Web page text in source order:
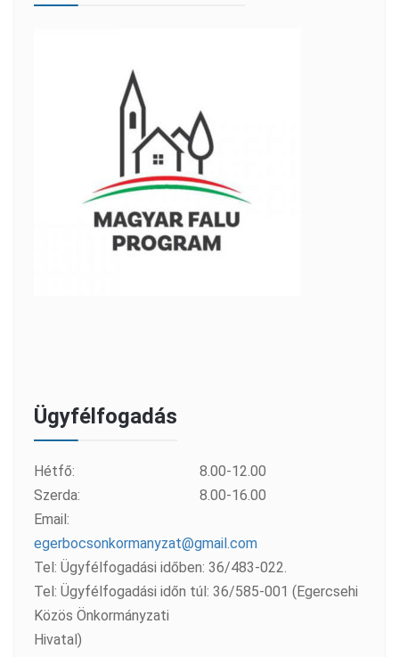
Ügyfélfogadás
Hétfő:
8.00-12.00
Szerda:
8.00-16.00
Email:
egerbocsonkormanyzat@gmail.com
Tel: Ügyfélfogadási időben: 36/483-022.
Tel: Ügyfélfogadási időn túl: 36/585-001 (Egercsehi
Közös Önkormányzati
Hivatal)